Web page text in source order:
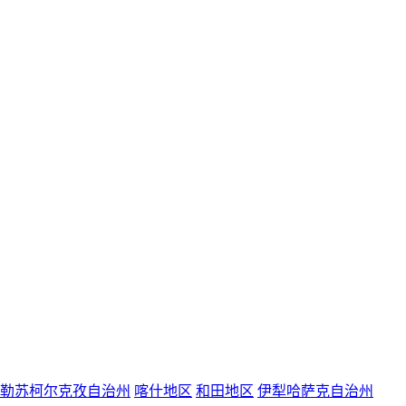
苏柯尔克孜自治州 喀什地区 和田地区 伊犁哈萨克自治州